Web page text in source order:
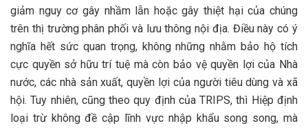
giảm nguy cơ gây nhầm lẫn hoặc gây thiệt hại của chúng
trên thị trường phân phối và lưu thông nội địa. Điều này có ý
nghĩa hết sức quan trọng, không những nhằm bảo hộ tích
cực quyền sở hữu trí tuệ mà còn bảo vệ quyền lợi của Nhà
nước, các nhà sản xuất, quyền lợi của người tiêu dùng và xã
hội. Tuy nhiên, cũng theo quy định của TRIPS, thì Hiệp định
loại trừ không đề cập lĩnh vực nhập khẩu song song, mà